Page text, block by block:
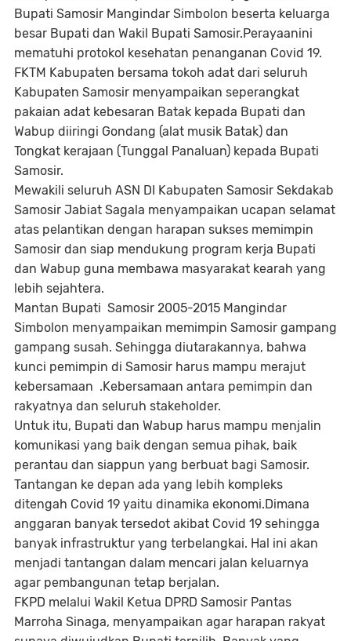
Bupati Samosir Mangindar Simbolon beserta keluarga
besar Bupati dan Wakil Bupati Samosir.Perayaanini
mematuhi protokol kesehatan penanganan Covid 19.
FKTM Kabupaten bersama tokoh adat dari seluruh
Kabupaten Samosir menyampaikan seperangkat
pakaian adat kebesaran Batak kepada Bupati dan
Wabup diiringi Gondang (alat musik Batak) dan
Tongkat kerajaan (Tunggal Panaluan) kepada Bupati
Samosir.
Mewakili seluruh ASN DI Kabupaten Samosir Sekdakab
Samosir Jabiat Sagala menyampaikan ucapan selamat
atas pelantikan dengan harapan sukses memimpin
Samosir dan siap mendukung program kerja Bupati
dan Wabup guna membawa masyarakat kearah yang
lebih sejahtera.
Mantan Bupati Samosir 2005-2015 Mangindar
Simbolon menyampaikan memimpin Samosir gampang
gampang susah. Sehingga diutarakannya, bahwa
kunci pemimpin di Samosir harus mampu merajut
kebersamaan .Kebersamaan antara pemimpin dan
rakyatnya dan seluruh stakeholder.
Untuk itu, Bupati dan Wabup harus mampu menjalin
komunikasi yang baik dengan semua pihak, baik
perantau dan siappun yang berbuat bagi Samosir.
Tantangan ke depan ada yang lebih kompleks
ditengah Covid 19 yaitu dinamika ekonomi.Dimana
anggaran banyak tersedot akibat Covid 19 sehingga
banyak infrastruktur yang terbelangkai. Hal ini akan
menjadi tantangan dalam mencari jalan keluarnya
agar pembangunan tetap berjalan.
FKPD melalui Wakil Ketua DPRD Samosir Pantas
Marroha Sinaga, menyampaikan agar harapan rakyat